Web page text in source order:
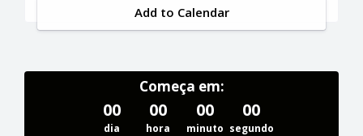
Add to Calendar
Começa em:
00
dia
00
hora
00
minuto
00
segundo